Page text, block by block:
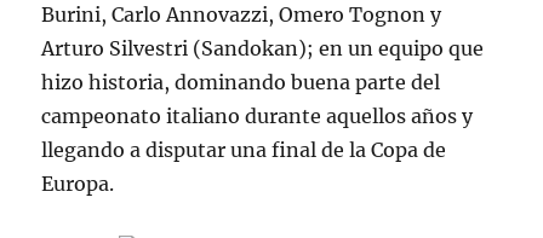
Burini, Carlo Annovazzi, Omero Tognon y
Arturo Silvestri (Sandokan); en un equipo que
hizo historia, dominando buena parte del
campeonato italiano durante aquellos años y
llegando a disputar una final de la Copa de
Europa.